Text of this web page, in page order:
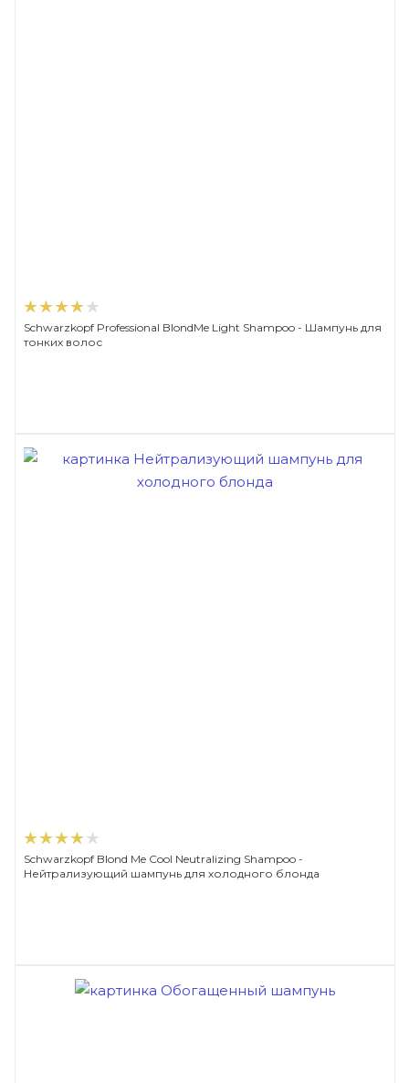
Schwarzkopf Professional BlondMe Light Shampoo - Шампунь для
тонких волос
Schwarzkopf Blond Me Cool Neutralizing Shampoo -
Нейтрализующий шампунь для холодного блонда